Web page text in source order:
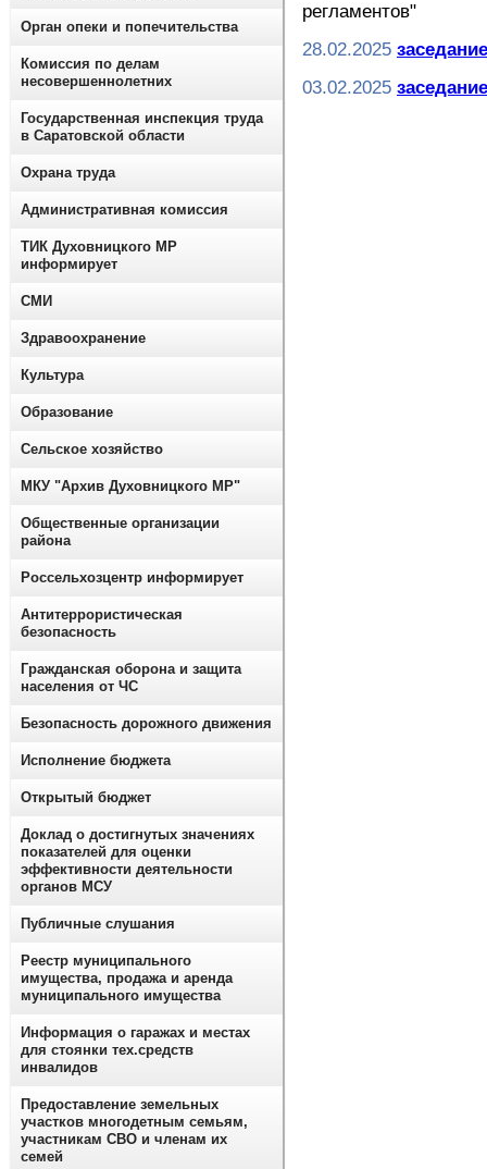
регламентов"
28.02.2025
03.02.2025
Орган опеки и попечительства
Комиссия по делам
несовершеннолетних
Государственная инспекция труда
в Саратовской области
Охрана труда
Административная комиссия
ТИК Духовницкого МР
информирует
СМИ
Здравоохранение
Культура
Образование
Сельское хозяйство
МКУ "Архив Духовницкого МР"
Общественные организации
района
Россельхозцентр информирует
Антитеррористическая
безопасность
Гражданская оборона и защита
населения от ЧС
Безопасность дорожного движения
Исполнение бюджета
Открытый бюджет
Доклад о достигнутых значениях
показателей для оценки
эффективности деятельности
органов МСУ
Публичные слушания
Реестр муниципального
имущества, продажа и аренда
муниципального имущества
Информация о гаражах и местах
для стоянки тех.средств
инвалидов
Предоставление земельных
участков многодетным семьям,
участникам СВО и членам их
семей